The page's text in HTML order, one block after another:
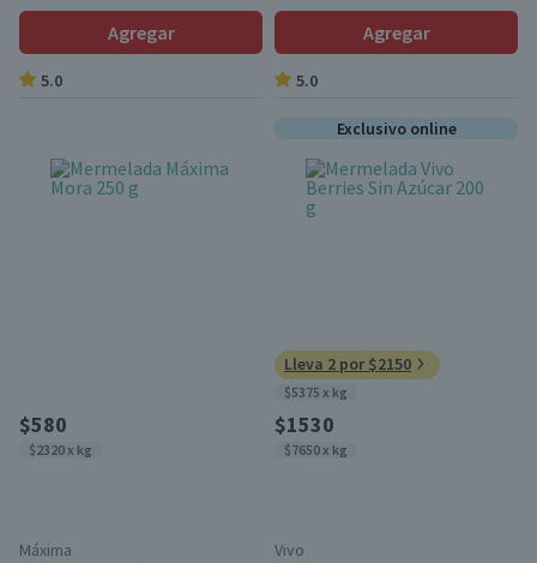
Agregar
5.0
Agregar
5.0
$580
$2320 x kg
Máxima
Exclusivo online
Lleva 2 por $2150
$5375 x kg
$1530
$7650 x kg
Vivo